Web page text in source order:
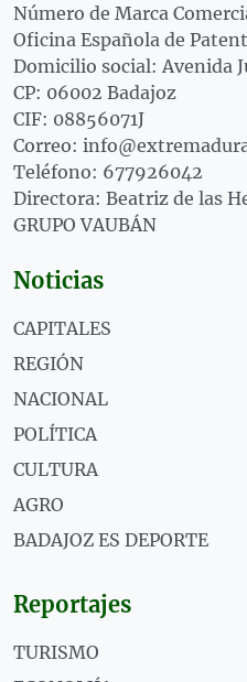
Número de Marca
Oficina Española de
Domicilio social: Avenida
CP: 06002 Badajoz
CIF: 08856071J
Correo:
Teléfono: 677926042
Directora: Beatriz de las
GRUPO VAUBÁN
Noticias
CAPITALES
REGIÓN
NACIONAL
POLÍTICA
CULTURA
AGRO
BADAJOZ ES DEPORTE
Reportajes
TURISMO